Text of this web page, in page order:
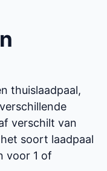
thuislaadpaal,
verschilt van
soort laadpaal
voor 1 of